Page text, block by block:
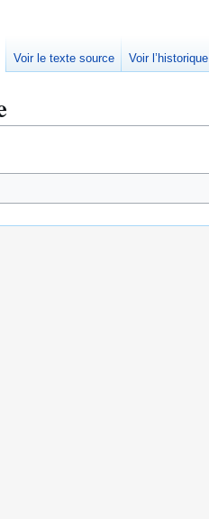
Voir le texte source Voir l’historique